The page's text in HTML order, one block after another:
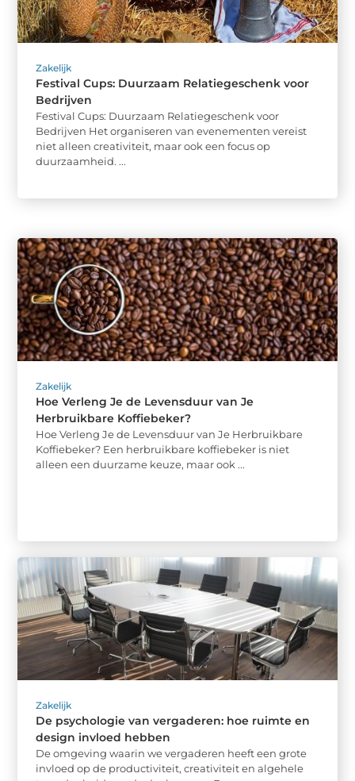
Zakelijk
Festival Cups: Duurzaam Relatiegeschenk voor
Bedrijven
Festival Cups: Duurzaam Relatiegeschenk voor
Bedrijven Het organiseren van evenementen vereist
niet alleen creativiteit, maar ook een focus op
duurzaamheid. ...
Zakelijk
Hoe Verleng Je de Levensduur van Je
Herbruikbare Koffiebeker?
Hoe Verleng Je de Levensduur van Je Herbruikbare
Koffiebeker? Een herbruikbare koffiebeker is niet
alleen een duurzame keuze, maar ook ...
Zakelijk
De psychologie van vergaderen: hoe ruimte en
design invloed hebben
De omgeving waarin we vergaderen heeft een grote
invloed op de productiviteit, creativiteit en algehele